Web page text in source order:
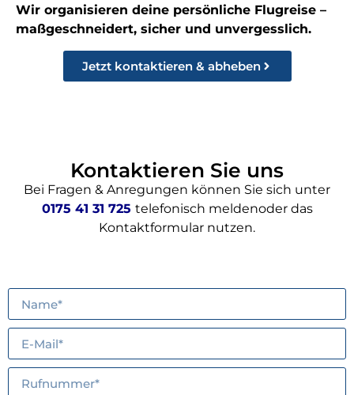
Wir organisieren deine persönliche Flugreise –
maßgeschneidert, sicher und unvergesslich.
Jetzt kontaktieren & abheben
Kontaktieren Sie uns
Bei Fragen & Anregungen können Sie sich unter
0175 41 31 725 telefonisch meldenoder das
Kontaktformular nutzen.